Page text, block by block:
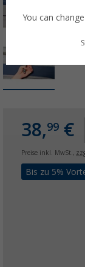
38,99 €
Preise inkl. MwSt.,
Bis zu 5%
You can